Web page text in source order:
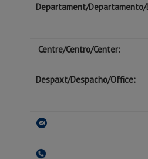
Departament/
Centre/Centro/Center:
Despaxt/Despacho/Office: